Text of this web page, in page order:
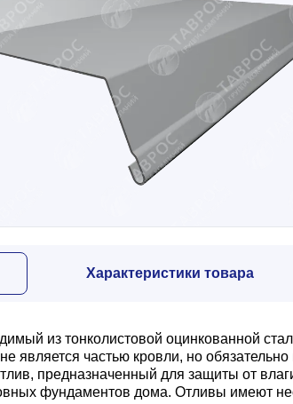
Характеристики товара
из тонколистовой оцинкованной
является частью кровли, но
предназначенный для защиты от
фундаментов дома. Отливы имеют